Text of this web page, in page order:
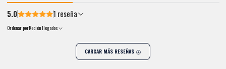
5.0 1 reseña
Ordenar porRecién llegados
CARGAR MÁS RESEÑAS